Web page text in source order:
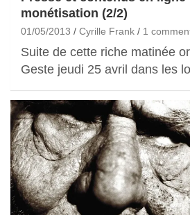
monétisation (2/2)
01/05/2013 Cyrille Frank 1
Suite de cette riche matinée
Geste jeudi 25 avril dans les